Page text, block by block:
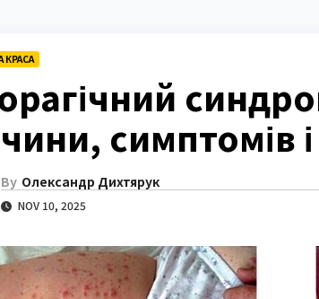
КРАСА
симптомів
By Олександр Дихтярук
NOV 10, 2025